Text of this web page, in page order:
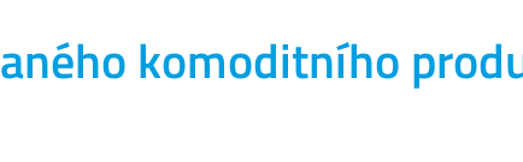
komoditního